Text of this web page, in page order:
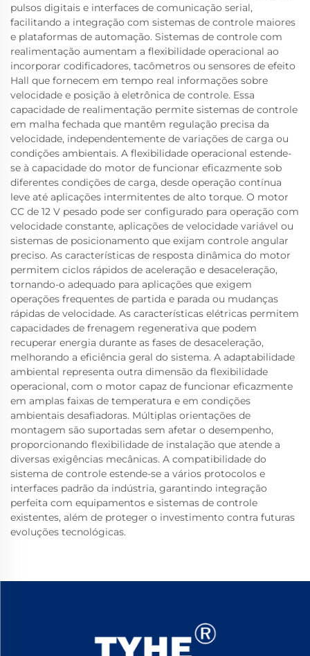
pulsos digitais e interfaces de comunicação serial,
facilitando a integração com sistemas de controle maiores
e plataformas de automação. Sistemas de controle com
realimentação aumentam a flexibilidade operacional ao
incorporar codificadores, tacômetros ou sensores de efeito
Hall que fornecem em tempo real informações sobre
velocidade e posição à eletrônica de controle. Essa
capacidade de realimentação permite sistemas de controle
em malha fechada que mantêm regulação precisa da
velocidade, independentemente de variações de carga ou
condições ambientais. A flexibilidade operacional estende-
se à capacidade do motor de funcionar eficazmente sob
diferentes condições de carga, desde operação contínua
leve até aplicações intermitentes de alto torque. O motor
CC de 12 V pesado pode ser configurado para operação com
velocidade constante, aplicações de velocidade variável ou
sistemas de posicionamento que exijam controle angular
preciso. As características de resposta dinâmica do motor
permitem ciclos rápidos de aceleração e desaceleração,
tornando-o adequado para aplicações que exigem
operações frequentes de partida e parada ou mudanças
rápidas de velocidade. As características elétricas permitem
capacidades de frenagem regenerativa que podem
recuperar energia durante as fases de desaceleração,
melhorando a eficiência geral do sistema. A adaptabilidade
ambiental representa outra dimensão da flexibilidade
operacional, com o motor capaz de funcionar eficazmente
em amplas faixas de temperatura e em condições
ambientais desafiadoras. Múltiplas orientações de
montagem são suportadas sem afetar o desempenho,
proporcionando flexibilidade de instalação que atende a
diversas exigências mecânicas. A compatibilidade do
sistema de controle estende-se a vários protocolos e
interfaces padrão da indústria, garantindo integração
perfeita com equipamentos e sistemas de controle
existentes, além de proteger o investimento contra futuras
evoluções tecnológicas.